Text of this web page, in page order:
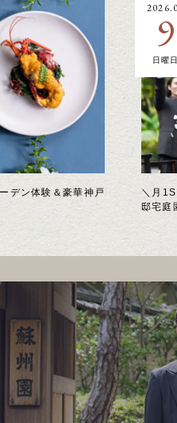
デン体験＆豪華神戸
＼月
邸宅庭
9
日曜日